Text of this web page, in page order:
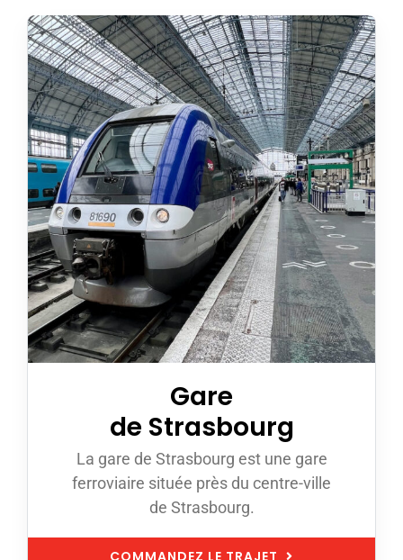
+33 3 88 36 13 13
Français
Gare
de Strasbourg
La gare de Strasbourg est une gare
ferroviaire située près du centre-ville
de Strasbourg.
COMMANDEZ LE TRAJET